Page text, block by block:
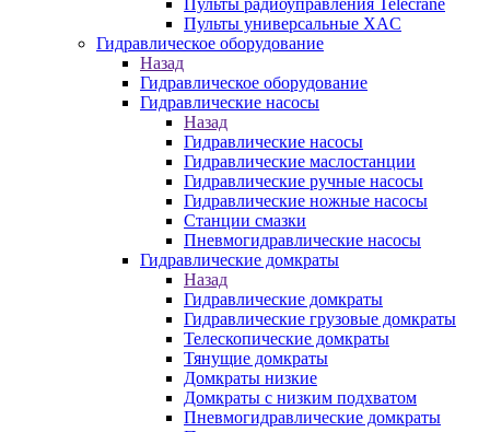
Пульты радиоуправления Telecrane
Пульты универсальные XAC
Гидравлическое оборудование
Назад
Гидравлическое оборудование
Гидравлические насосы
Назад
Гидравлические насосы
Гидравлические маслостанции
Гидравлические ручные насосы
Гидравлические ножные насосы
Станции смазки
Пневмогидравлические насосы
Гидравлические домкраты
Назад
Гидравлические домкраты
Гидравлические грузовые домкраты
Телескопические домкраты
Тянущие домкраты
Домкраты низкие
Домкраты с низким подхватом
Пневмогидравлические домкраты